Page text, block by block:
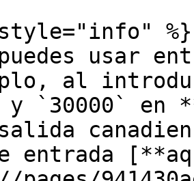
%}
puedes usar
al
`30000` en
salida
entrada